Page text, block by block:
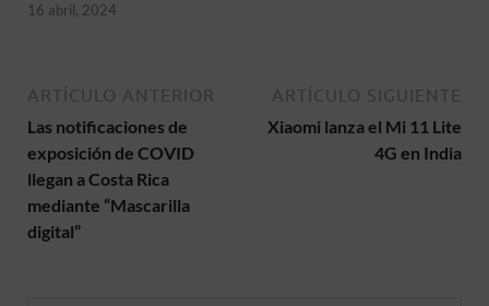
16 abril, 2024
ARTÍCULO ANTERIOR
Las notificaciones de
exposición de COVID
llegan a Costa Rica
mediante “Mascarilla
digital”
ARTÍCULO SIGUIENTE
Xiaomi lanza el Mi 11 Lite
4G en India